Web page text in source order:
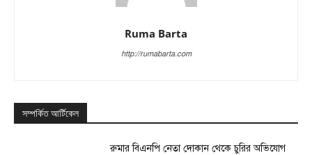
Ruma Barta
http://rumabarta.com
সম্পর্কিত আর্টিকেল
রুমার বিএনপি নেতা দোকান থেকে চুরির অভিযোগ